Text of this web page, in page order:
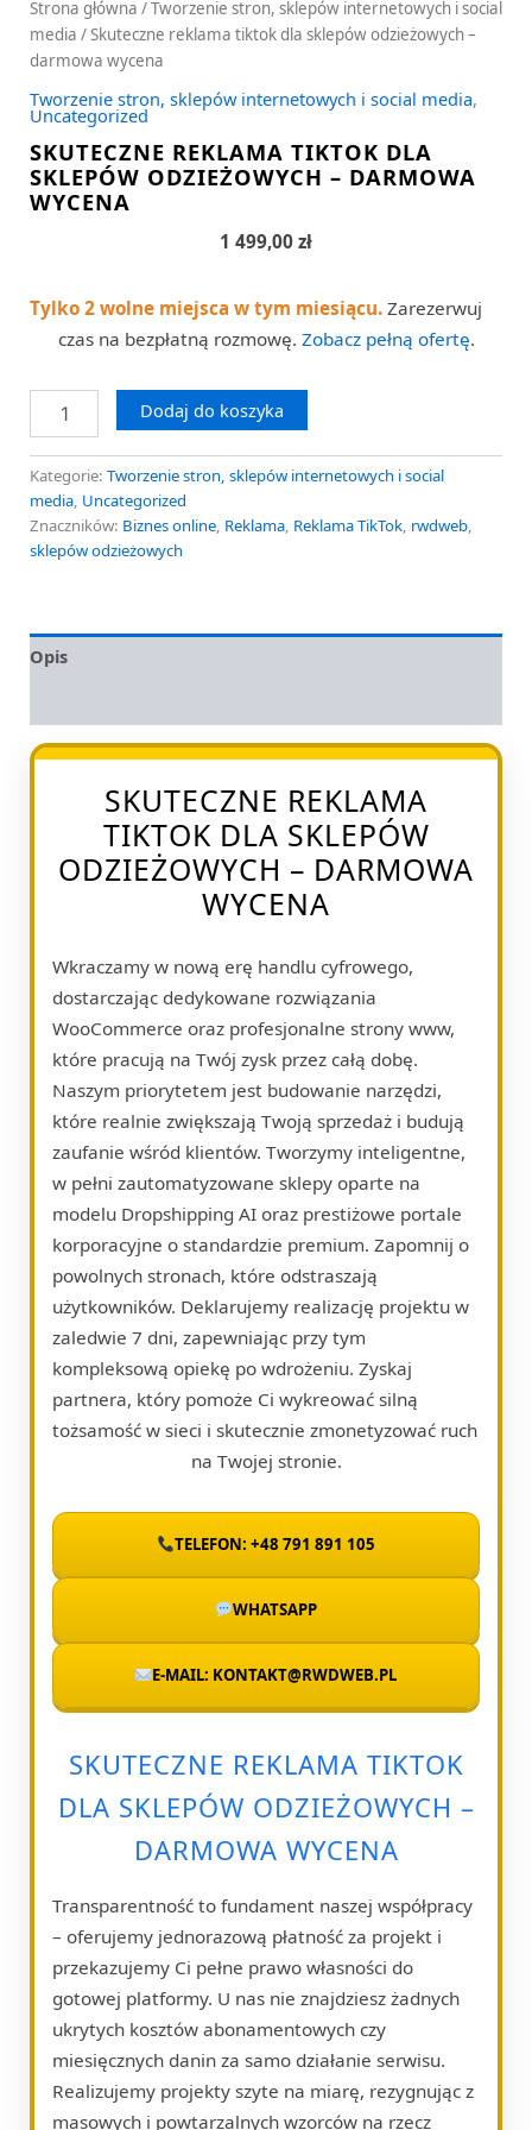
Strona główna /Tworzenie stron, sklepów internetowych i social
media / Skuteczne reklama tiktok dla sklepów odzieżowych –
darmowa wycena
Tworzenie stron, sklepów internetowych i social media,
Uncategorized
SKUTECZNE REKLAMA TIKTOK DLA
SKLEPÓW ODZIEŻOWYCH – DARMOWA
WYCENA
1 499,00 zł
Tylko 2 wolne miejsca w tym miesiącu. Zarezerwuj
czas na bezpłatną rozmowę. Zobacz pełną ofertę.
Dodaj do koszyka
Kategorie: Tworzenie stron, sklepów internetowych i social
media, Uncategorized
Znaczników: Biznes online, Reklama, Reklama TikTok, rwdweb,
sklepów odzieżowych
Opis
SKUTECZNE REKLAMA
TIKTOK DLA SKLEPÓW
ODZIEŻOWYCH – DARMOWA
WYCENA
Wkraczamy w nową erę handlu cyfrowego,
dostarczając dedykowane rozwiązania
WooCommerce oraz profesjonalne strony www,
które pracują na Twój zysk przez całą dobę.
Naszym priorytetem jest budowanie narzędzi,
które realnie zwiększają Twoją sprzedaż i budują
zaufanie wśród klientów. Tworzymy inteligentne,
w pełni zautomatyzowane sklepy oparte na
modelu Dropshipping AI oraz prestiżowe portale
korporacyjne o standardzie premium. Zapomnij o
powolnych stronach, które odstraszają
użytkowników. Deklarujemy realizację projektu w
zaledwie 7 dni, zapewniając przy tym
kompleksową opiekę po wdrożeniu. Zyskaj
partnera, który pomoże Ci wykreować silną
tożsamość w sieci i skutecznie zmonetyzować ruch
na Twojej stronie.
TELEFON: +48 791 891 105
WHATSAPP
E-MAIL: KONTAKT@RWDWEB.PL
SKUTECZNE REKLAMA TIKTOK
DLA SKLEPÓW ODZIEŻOWYCH –
DARMOWA WYCENA
Transparentność to fundament naszej współpracy
– oferujemy jednorazową płatność za projekt i
przekazujemy Ci pełne prawo własności do
gotowej platformy. U nas nie znajdziesz żadnych
ukrytych kosztów abonamentowych czy
miesięcznych danin za samo działanie serwisu.
Realizujemy projekty szyte na miarę, rezygnując z
masowych i powtarzalnych wzorców na rzecz